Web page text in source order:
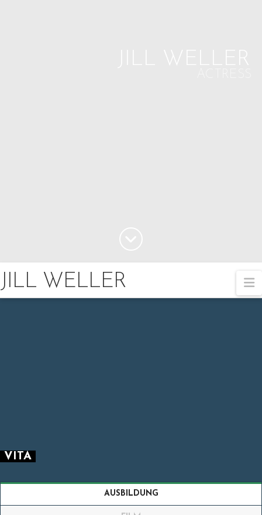
JILL WELLER
VITA
AUSBILDUNG